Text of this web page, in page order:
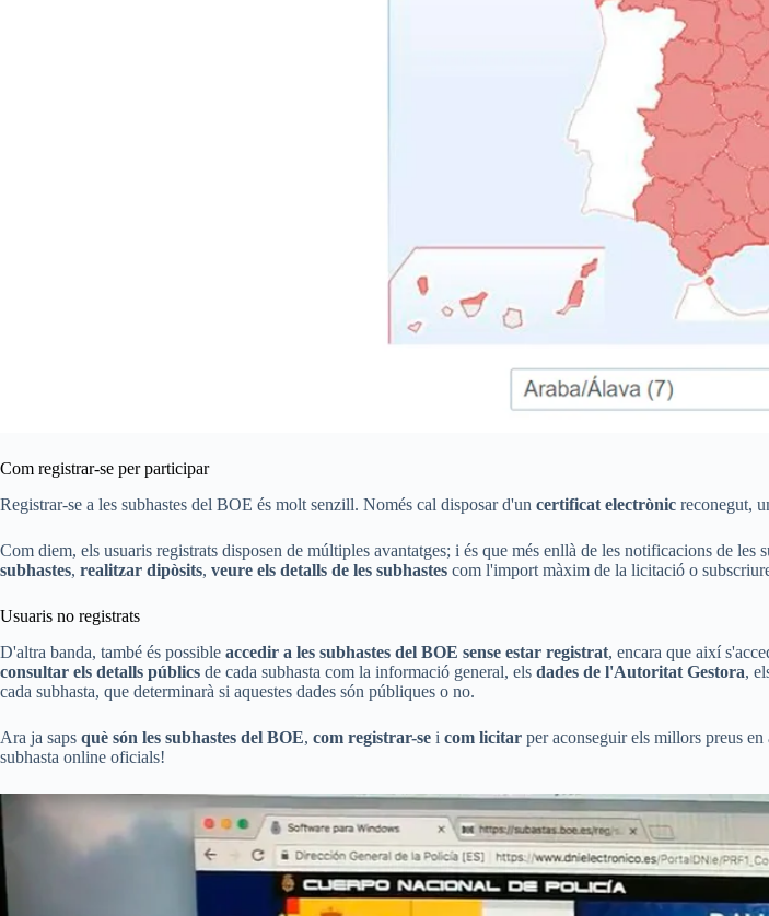
Com registrar-se per participar
Registrar-se a les subhastes del BOE és molt senzill. Només cal disposar d'un certificat electrònic reconegut,
Com diem, els usuaris registrats disposen de múltiples avantatges; i és que més enllà de les notificacions de les
subhastes, realitzar dipòsits, veure els detalls de les subhastes com l'import màxim de la licitació o
Usuaris no registrats
D'altra banda, també és possible accedir a les subhastes del BOE sense estar registrat, encara que així
consultar els detalls públics de cada subhasta com la informació general, els dades de l'Autoritat Gestora,
cada subhasta, que determinarà si aquestes dades són públiques o no.
Ara ja saps què són les subhastes del BOE, com registrar-se i com licitar per aconseguir els millors preus
subhasta online oficials!